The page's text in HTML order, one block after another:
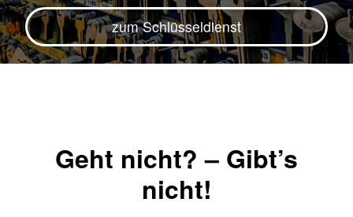
zum Schlüsseldienst
Geht nicht? – Gibt’s
nicht!